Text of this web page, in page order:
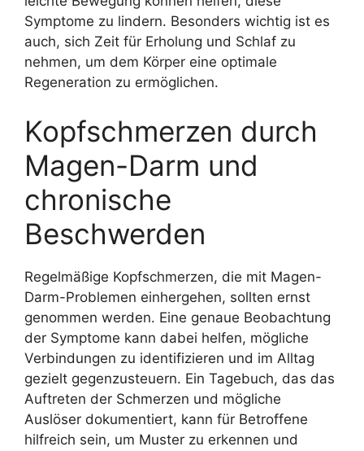
Symptome zu lindern. Besonders wichtig ist es
auch, sich Zeit für Erholung und Schlaf zu
nehmen, um dem Körper eine optimale
Regeneration zu ermöglichen.
Kopfschmerzen durch
Magen-Darm und
chronische
Beschwerden
Regelmäßige Kopfschmerzen, die mit Magen-
Darm-Problemen einhergehen, sollten ernst
genommen werden. Eine genaue Beobachtung
der Symptome kann dabei helfen, mögliche
Verbindungen zu identifizieren und im Alltag
gezielt gegenzusteuern. Ein Tagebuch, das das
Auftreten der Schmerzen und mögliche
Auslöser dokumentiert, kann für Betroffene
hilfreich sein, um Muster zu erkennen und